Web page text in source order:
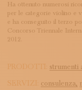
Ha ottenuto numerosi
per le categorie violino e
e ha conseguito il terzo
Concorso Triennale
2012.
PRODOTTI: strumenti
SERVIZI: consulenza,